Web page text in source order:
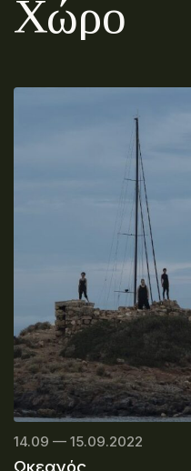
Χώρο
14.09 — 15.09.2022
Ωκεανός